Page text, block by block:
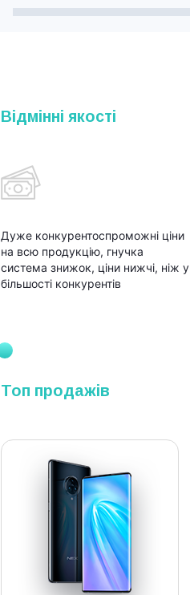
Відмінні якості
Дуже конкурентоспроможні ціни
на всю продукцію, гнучка
система знижок, ціни нижчі, ніж у
більшості конкурентів
Топ продажів